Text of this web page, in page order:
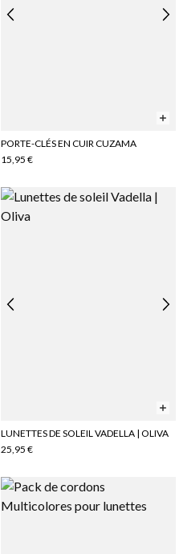
PORTE-CLÉS EN CUIR CUZAMA
15,95 €
LUNETTES DE SOLEIL VADELLA | OLIVA
25,95 €